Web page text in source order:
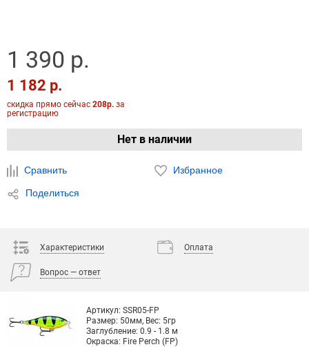
1 390 р.
1 182 р.
скидка прямо сейчас 208р. за
регистрацию
Нет в наличии
Сравнить Избранное
Поделиться
Характеристики Оплата
Вопрос — ответ
Артикул: SSR05-FP
Размер: 50мм, Вес: 5гр
Заглубление: 0.9 - 1.8 м
Окраска: Fire Perch (FP)